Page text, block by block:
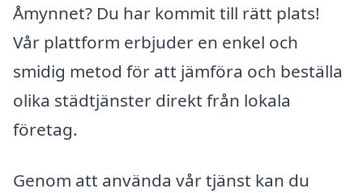
Åmynnet? Du har kommit till rätt plats!
Vår plattform erbjuder en enkel och
smidig metod för att jämföra och beställa
olika städtjänster direkt från lokala
företag.
Genom att använda vår tjänst kan du